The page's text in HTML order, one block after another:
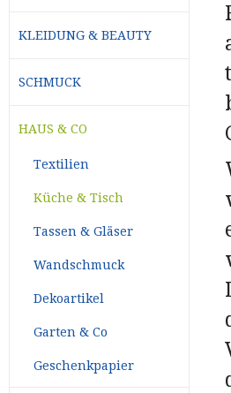
KLEIDUNG & BEAUTY
SCHMUCK
HAUS & CO
Textilien
Küche & Tisch
Tassen & Gläser
Wandschmuck
Dekoartikel
Garten & Co
Geschenkpapier